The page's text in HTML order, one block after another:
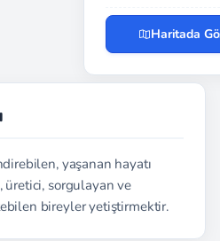
Haritada
yaşanan hayatı
üretici, sorgulayan ve
bireyler yetiştirmektir.